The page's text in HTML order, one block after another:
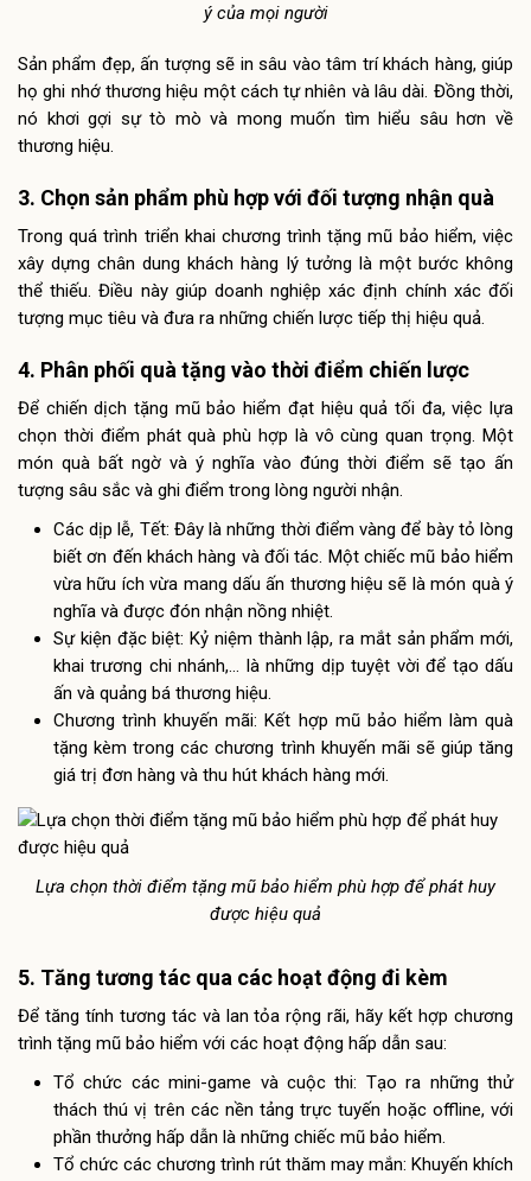
ý của mọi người
Sản phẩm đẹp, ấn tượng sẽ in sâu vào tâm trí khách hàng, giúp
họ ghi nhớ thương hiệu một cách tự nhiên và lâu dài. Đồng thời,
nó khơi gợi sự tò mò và mong muốn tìm hiểu sâu hơn về
thương hiệu.
3. Chọn sản phẩm phù hợp với đối tượng nhận quà
Trong quá trình triển khai chương trình tặng mũ bảo hiểm, việc
xây dựng chân dung khách hàng lý tưởng là một bước không
thể thiếu. Điều này giúp doanh nghiệp xác định chính xác đối
tượng mục tiêu và đưa ra những chiến lược tiếp thị hiệu quả.
4. Phân phối quà tặng vào thời điểm chiến lược
Để chiến dịch tặng mũ bảo hiểm đạt hiệu quả tối đa, việc lựa
chọn thời điểm phát quà phù hợp là vô cùng quan trọng. Một
món quà bất ngờ và ý nghĩa vào đúng thời điểm sẽ tạo ấn
tượng sâu sắc và ghi điểm trong lòng người nhận.
Các dịp lễ, Tết: Đây là những thời điểm vàng để bày tỏ lòng
biết ơn đến khách hàng và đối tác. Một chiếc mũ bảo hiểm
vừa hữu ích vừa mang dấu ấn thương hiệu sẽ là món quà ý
nghĩa và được đón nhận nồng nhiệt.
Sự kiện đặc biệt: Kỷ niệm thành lập, ra mắt sản phẩm mới,
khai trương chi nhánh,… là những dịp tuyệt vời để tạo dấu
ấn và quảng bá thương hiệu.
Chương trình khuyến mãi: Kết hợp mũ bảo hiểm làm quà
tặng kèm trong các chương trình khuyến mãi sẽ giúp tăng
giá trị đơn hàng và thu hút khách hàng mới.
Lựa chọn thời điểm tặng mũ bảo hiểm phù hợp để phát huy
được hiệu quả
5. Tăng tương tác qua các hoạt động đi kèm
Để tăng tính tương tác và lan tỏa rộng rãi, hãy kết hợp chương
trình tặng mũ bảo hiểm với các hoạt động hấp dẫn sau:
Tổ chức các mini-game và cuộc thi: Tạo ra những thử
thách thú vị trên các nền tảng trực tuyến hoặc offline, với
phần thưởng hấp dẫn là những chiếc mũ bảo hiểm.
Tổ chức các chương trình rút thăm may mắn: Khuyến khích